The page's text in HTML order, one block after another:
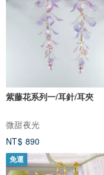
紫藤花系列一/耳針/耳夾
微甜夜光
NT$ 890
免運